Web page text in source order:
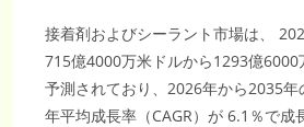
接着剤およびシーラント市場は、
715億4000万米ドルから1293億6000
予測されており、2026年から2035年
年平均成長率（CAGR）が 6.1％で成